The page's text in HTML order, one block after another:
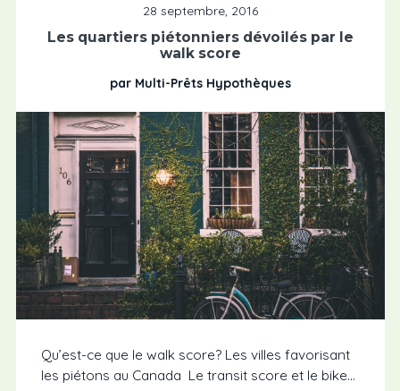
28 septembre, 2016
Les quartiers piétonniers dévoilés par le
walk score
par Multi-Prêts Hypothèques
Qu’est-ce que le walk score? Les villes favorisant
les piétons au Canada Le transit score et le bike...